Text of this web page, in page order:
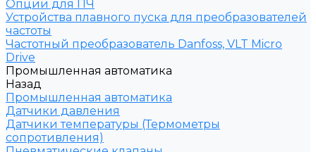
Опции для ПЧ
Устройства плавного пуска для преобразователей
частоты
Частотный преобразователь Danfoss, VLT Micro
Drive
Промышленная автоматика
Назад
Промышленная автоматика
Датчики давления
Датчики температуры (Термометры
сопротивления)